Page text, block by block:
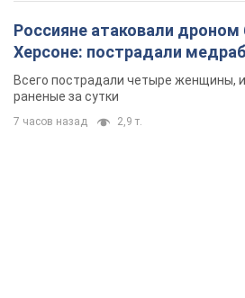
Россияне атаковали дроном
Херсоне: пострадали
Всего пострадали четыре женщины,
раненые за сутки
7 часов назад 2,9 т.